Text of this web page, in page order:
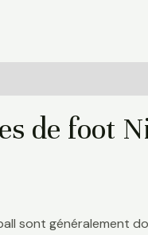
de foot
sont généralement